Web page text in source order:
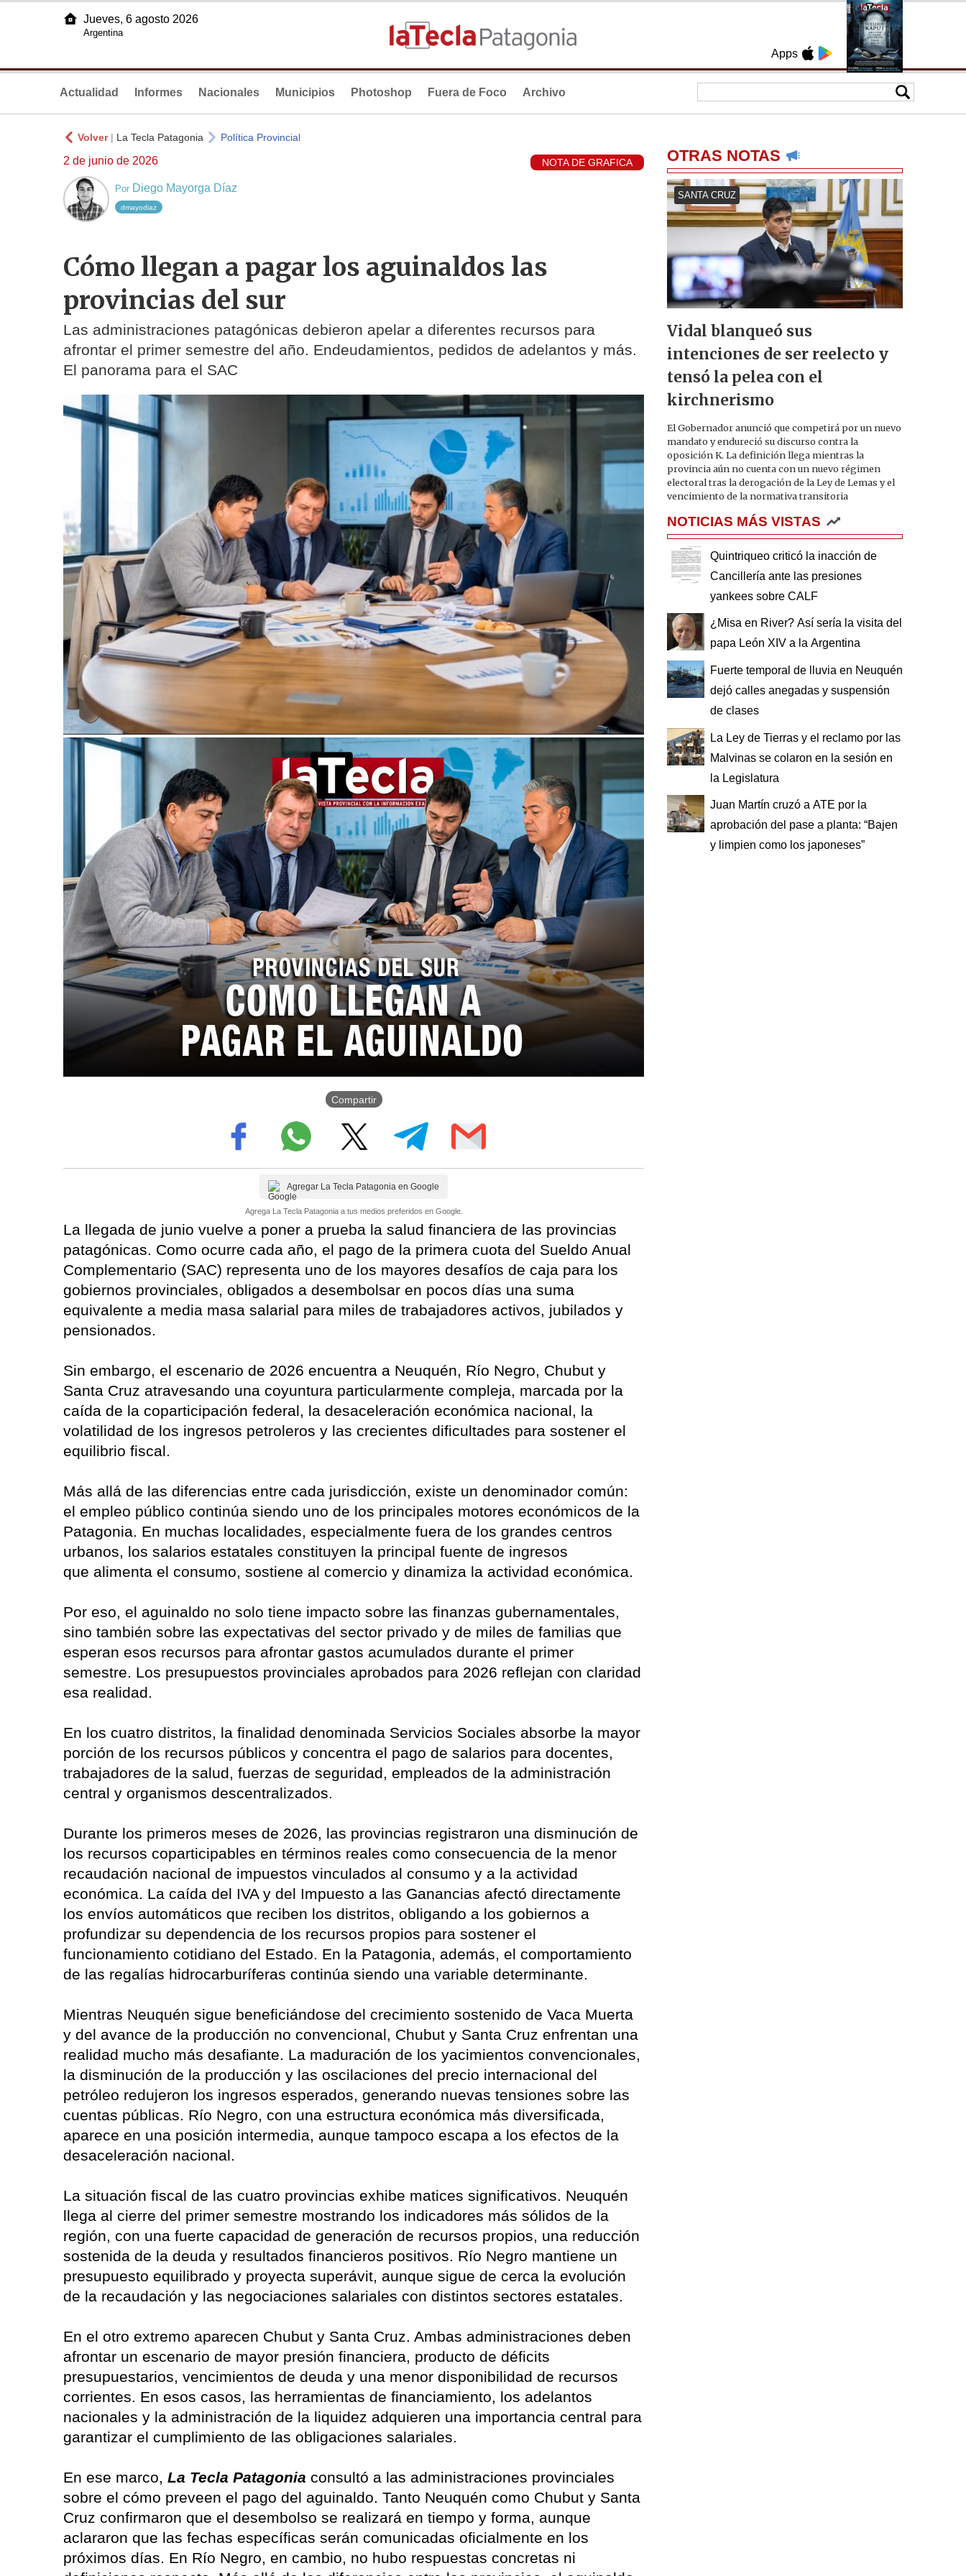
Apps
Jueves, 6 agosto 2026
Argentina
Actualidad Informes Nacionales Municipios Photoshop Fuera de Foco Archivo
Volver| La Tecla Patagonia Política Provincial
2 de junio de 2026 NOTA DE GRAFICA
Por Diego Mayorga Díaz
dmayodiaz
Cómo llegan a pagar los aguinaldos las
provincias del sur
Las administraciones patagónicas debieron apelar a diferentes recursos para
afrontar el primer semestre del año. Endeudamientos, pedidos de adelantos y más.
El panorama para el SAC
Compartir
Agregar La Tecla Patagonia en Google
Agrega La Tecla Patagonia a tus medios preferidos en Google.
La llegada de junio vuelve a poner a prueba la salud financiera de las provincias
patagónicas. Como ocurre cada año, el pago de la primera cuota del Sueldo Anual
Complementario (SAC) representa uno de los mayores desafíos de caja para los
gobiernos provinciales, obligados a desembolsar en pocos días una suma
equivalente a media masa salarial para miles de trabajadores activos, jubilados y
pensionados.
Sin embargo, el escenario de 2026 encuentra a Neuquén, Río Negro, Chubut y
Santa Cruz atravesando una coyuntura particularmente compleja, marcada por la
caída de la coparticipación federal, la desaceleración económica nacional, la
volatilidad de los ingresos petroleros y las crecientes dificultades para sostener el
equilibrio fiscal.
Más allá de las diferencias entre cada jurisdicción, existe un denominador común:
el empleo público continúa siendo uno de los principales motores económicos de la
Patagonia. En muchas localidades, especialmente fuera de los grandes centros
urbanos, los salarios estatales constituyen la principal fuente de ingresos
que alimenta el consumo, sostiene al comercio y dinamiza la actividad económica.
Por eso, el aguinaldo no solo tiene impacto sobre las finanzas gubernamentales,
sino también sobre las expectativas del sector privado y de miles de familias que
esperan esos recursos para afrontar gastos acumulados durante el primer
semestre. Los presupuestos provinciales aprobados para 2026 reflejan con claridad
esa realidad.
En los cuatro distritos, la finalidad denominada Servicios Sociales absorbe la mayor
porción de los recursos públicos y concentra el pago de salarios para docentes,
trabajadores de la salud, fuerzas de seguridad, empleados de la administración
central y organismos descentralizados.
Durante los primeros meses de 2026, las provincias registraron una disminución de
los recursos coparticipables en términos reales como consecuencia de la menor
recaudación nacional de impuestos vinculados al consumo y a la actividad
económica. La caída del IVA y del Impuesto a las Ganancias afectó directamente
los envíos automáticos que reciben los distritos, obligando a los gobiernos a
profundizar su dependencia de los recursos propios para sostener el
funcionamiento cotidiano del Estado. En la Patagonia, además, el comportamiento
de las regalías hidrocarburíferas continúa siendo una variable determinante.
Mientras Neuquén sigue beneficiándose del crecimiento sostenido de Vaca Muerta
y del avance de la producción no convencional, Chubut y Santa Cruz enfrentan una
realidad mucho más desafiante. La maduración de los yacimientos convencionales,
la disminución de la producción y las oscilaciones del precio internacional del
petróleo redujeron los ingresos esperados, generando nuevas tensiones sobre las
cuentas públicas. Río Negro, con una estructura económica más diversificada,
aparece en una posición intermedia, aunque tampoco escapa a los efectos de la
desaceleración nacional.
La situación fiscal de las cuatro provincias exhibe matices significativos. Neuquén
llega al cierre del primer semestre mostrando los indicadores más sólidos de la
región, con una fuerte capacidad de generación de recursos propios, una reducción
sostenida de la deuda y resultados financieros positivos. Río Negro mantiene un
presupuesto equilibrado y proyecta superávit, aunque sigue de cerca la evolución
de la recaudación y las negociaciones salariales con distintos sectores estatales.
En el otro extremo aparecen Chubut y Santa Cruz. Ambas administraciones deben
afrontar un escenario de mayor presión financiera, producto de déficits
presupuestarios, vencimientos de deuda y una menor disponibilidad de recursos
corrientes. En esos casos, las herramientas de financiamiento, los adelantos
nacionales y la administración de la liquidez adquieren una importancia central para
garantizar el cumplimiento de las obligaciones salariales.
En ese marco, La Tecla Patagonia consultó a las administraciones provinciales
sobre el cómo preveen el pago del aguinaldo. Tanto Neuquén como Chubut y Santa
Cruz confirmaron que el desembolso se realizará en tiempo y forma, aunque
aclararon que las fechas específicas serán comunicadas oficialmente en los
próximos días. En Río Negro, en cambio, no hubo respuestas concretas ni
OTRAS NOTAS
SANTA CRUZ
Vidal blanqueó sus
intenciones de ser reelecto y
tensó la pelea con el
kirchnerismo
El Gobernador anunció que competirá por un nuevo
mandato y endureció su discurso contra la
oposición K. La definición llega mientras la
provincia aún no cuenta con un nuevo régimen
electoral tras la derogación de la Ley de Lemas y el
vencimiento de la normativa transitoria
NOTICIAS MÁS VISTAS
Quintriqueo criticó la inacción de
Cancillería ante las presiones
yankees sobre CALF
¿Misa en River? Así sería la visita del
papa León XIV a la Argentina
Fuerte temporal de lluvia en Neuquén
dejó calles anegadas y suspensión
de clases
La Ley de Tierras y el reclamo por las
Malvinas se colaron en la sesión en
la Legislatura
Juan Martín cruzó a ATE por la
aprobación del pase a planta: “Bajen
y limpien como los japoneses”